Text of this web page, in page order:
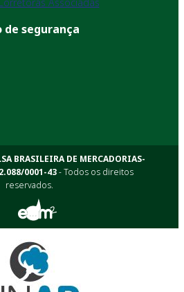
de segurança
BRASILEIRA DE MERCADORIAS-
0001-43- Todos os direitos
reservados.